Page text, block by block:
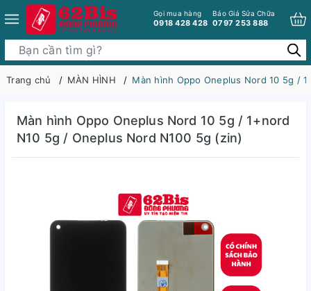
Gọi mua hàng
0918 428 428
Báo Giá Sửa Chữa
0797 253 888
Trang chủ MÀN HÌNH Màn hình Oppo Oneplus Nord 10 5g /
Màn hình Oppo Oneplus Nord 10 5g / 1+nord
N10 5g / Oneplus Nord N100 5g (zin)